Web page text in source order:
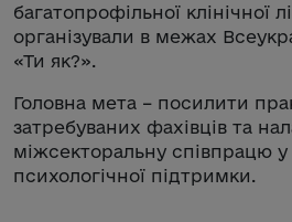
багатопрофільної клінічної
організували в межах
«Ти як?».
Головна мета – посилити
затребуваних фахівців та
міжсекторальну співпрацю у
психологічної підтримки.